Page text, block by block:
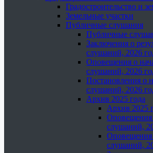
Градостроительство и
Земельные участки
Публичные слушания
Публичные
Заключения о
слушаний, 2026
Оповещения о
слушаний, 2026
Постановления о
слушаний, 2026
Архив 2025 года
Архив 2025
Оповещения
слушаний,
Оповещения
слушаний,